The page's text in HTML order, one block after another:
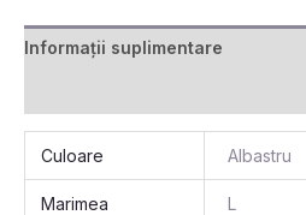
Informații suplimentare
Culoare Albastru
Marimea L